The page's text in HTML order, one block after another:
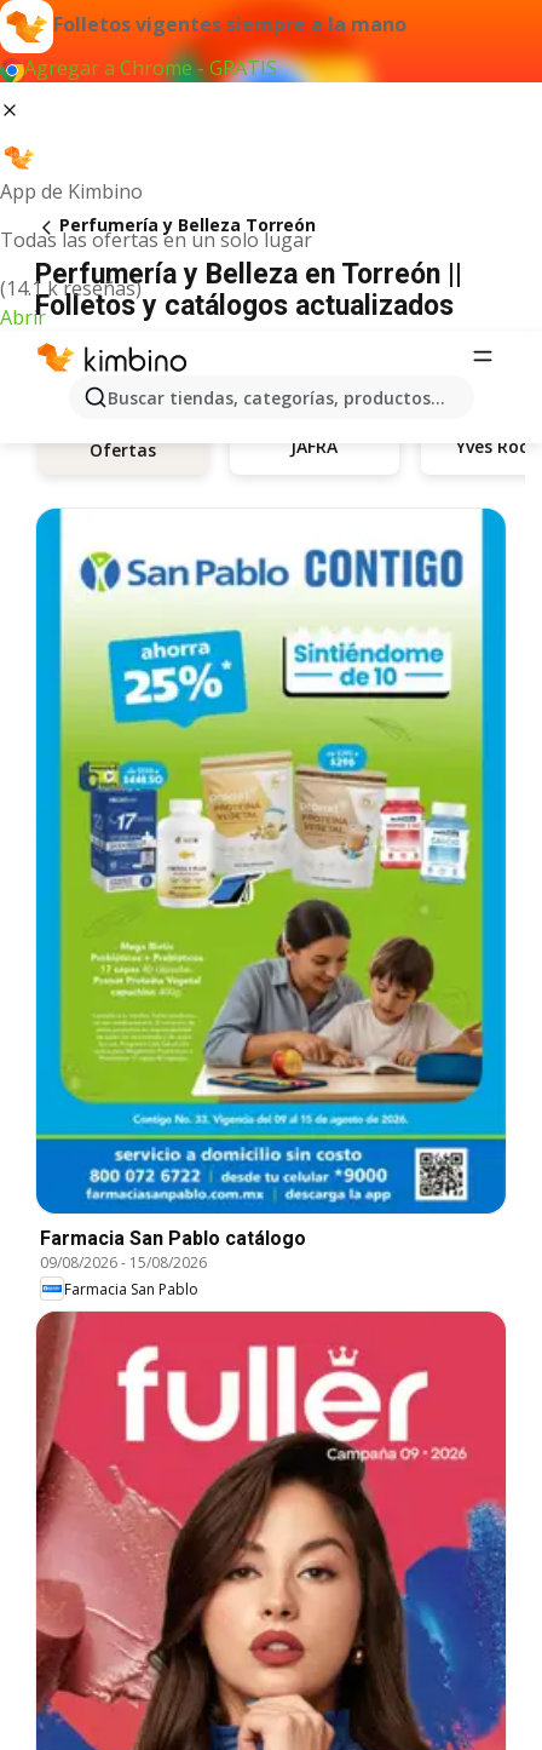
Folletos vigentes siempre a la mano
Agregar a Chrome - GRATIS
App de Kimbino
Todas las ofertas en un solo lugar
(14.1 k reseñas)
Abrir
Buscar tiendas, categorías, productos...
Perfumería y Belleza Torreón
Perfumería y Belleza en Torreón ||
Folletos y catálogos actualizados
Ofertas JAFRA Yves
Farmacia San Pablo catálogo
09/08/2026- 15/08/2026
Farmacia San Pablo